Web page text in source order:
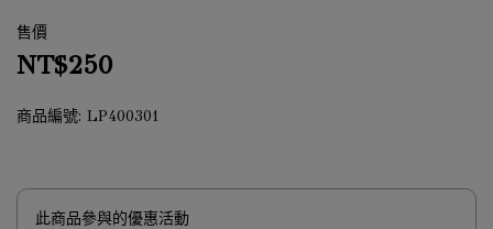
售價
NT$250
商品編號: LP400301
此商品參與的優惠活動